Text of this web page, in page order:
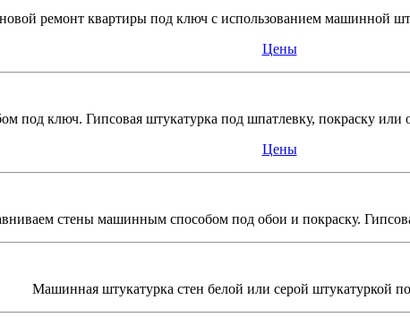
ремонт квартиры под ключ с использованием машинной
Цены
под ключ. Гипсовая штукатурка под шпатлевку, покраску
Цены
стены машинным способом под обои и покраску.
Машинная штукатурка стен белой или серой штукатуркой